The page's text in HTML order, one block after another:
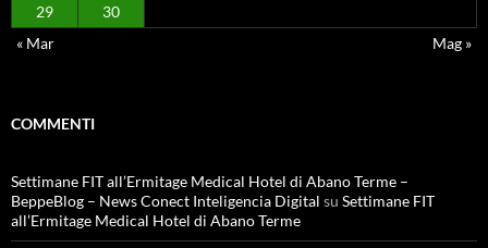
29
30
« Mar
Mag »
COMMENTI
Settimane FIT all’Ermitage Medical Hotel di Abano Terme –
BeppeBlog – News Conect Inteligencia Digital su Settimane FIT
all’Ermitage Medical Hotel di Abano Terme